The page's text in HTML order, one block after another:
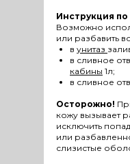
Инструкция
Возможно
или разбавить
в унитаз
в сливное
кабины 1л;
в сливное
Осторожно!
кожу вызывает
исключить
или
слизистые